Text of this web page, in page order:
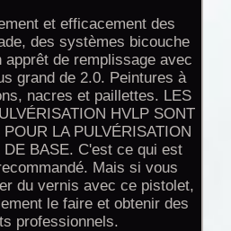
et efficacement des
des systèmes bicouche
apprêt de remplissage avec
grand de 2.0. Peintures à
nacres et paillettes. LES
HVLP SONT
LA PULVÉRISATION
DE BASE. C'est ce qui est
Mais si vous
du vernis avec ce pistolet,
le faire et obtenir des
professionnels.